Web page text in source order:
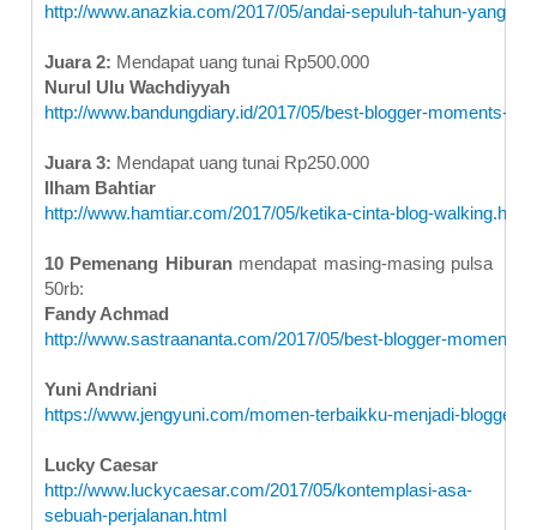
http://www.anazkia.com/2017/05/andai-sepuluh-tahun-yang-
Juara 2: Mendapat uang tunai Rp500.000
Nurul Ulu Wachdiyyah
http://www.bandungdiary.id/2017/05/best-blogger-moments-
Juara 3: Mendapat uang tunai Rp250.000
Ilham Bahtiar
http://www.hamtiar.com/2017/05/ketika-cinta-blog-walking.html
10 Pemenang Hiburanmendapat masing-masing pulsa
50rb:
Fandy Achmad
http://www.sastraananta.com/2017/05/best-blogger-
Yuni Andriani
https://www.jengyuni.com/momen-terbaikku-menjadi-blogger/
Lucky Caesar
http://www.luckycaesar.com/2017/05/kontemplasi-asa-
sebuah-perjalanan.html